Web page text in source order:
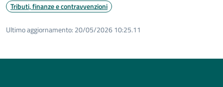
Tributi, finanze e contravvenzioni
Ultimo aggiornamento: 20/05/2026 10:25.11